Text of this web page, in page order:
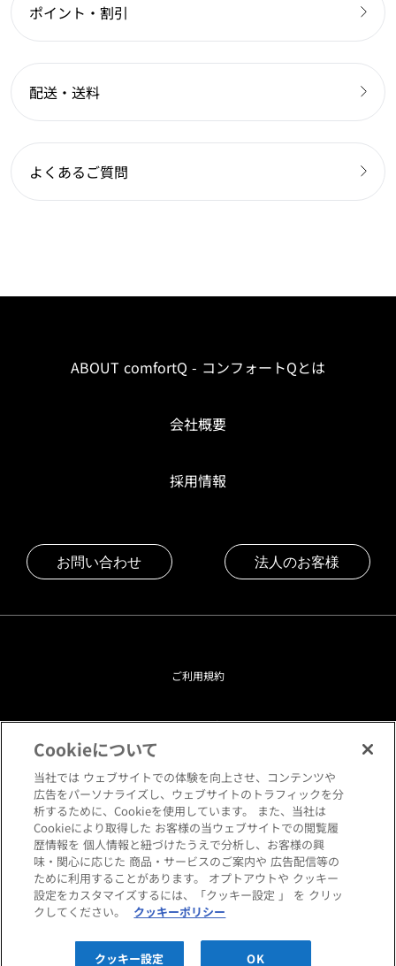
ポイント・割引
配送・送料
よくあるご質問
ABOUT comfortQ - コンフォートQとは
会社概要
採用情報
お問い合わせ 法人のお客様
Copyright © HANKYU HOME STYLING Co.,LTD All rights reserved.
ご利用規約
プライバシーポリシー
クッキーポリシー
閲覧環境について
サイトマップ
Cookieについて
当社では ウェブサイトでの体験を向上させ、コンテンツや
広告をパーソナライズし、ウェブサイトのトラフィックを分
析するために、Cookieを使用しています。 また、当社は
Cookieにより取得した お客様の当ウェブサイトでの閲覧履
歴情報を 個人情報と紐づけたうえで分析し、お客様の興
味・関心に応じた 商品・サービスのご案内や 広告配信等の
ために利用することがあります。 オプトアウトや クッキー
設定をカスタマイズするには、「クッキー設定 」 を クリッ
クしてください。
クッキーポリシー
クッキー設定 OK